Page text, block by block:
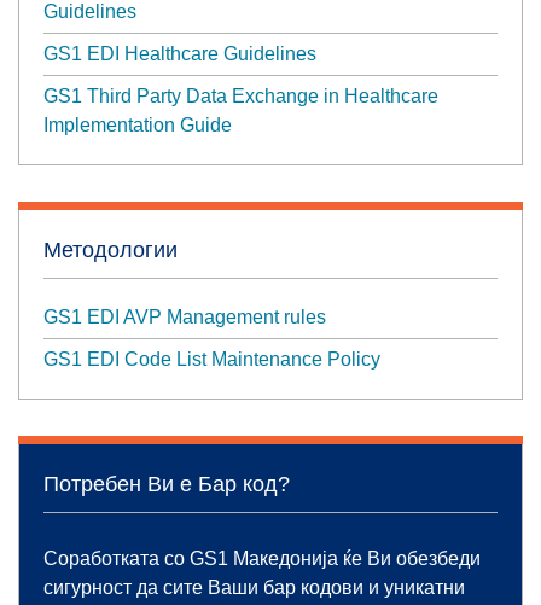
Guidelines
GS1 EDI Healthcare Guidelines
GS1 Third Party Data Exchange in Healthcare
Implementation Guide
Методологии
GS1 EDI AVP Management rules
GS1 EDI Code List Maintenance Policy
Потребен Ви е Бар код?
Соработката со GS1 Македонија ќе Ви обезбеди
сигурност да сите Ваши бар кодови и уникатни